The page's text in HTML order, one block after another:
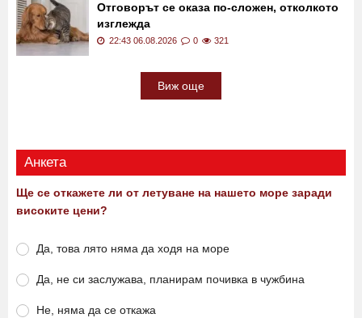
Отговорът се оказа по-сложен, отколкото
изглежда
22:43 06.08.2026 0 321
Виж още
Анкета
Ще се откажете ли от летуване на нашето море заради
високите цени?
Да, това лято няма да ходя на море
Да, не си заслужава, планирам почивка в чужбина
Не, няма да се откажа